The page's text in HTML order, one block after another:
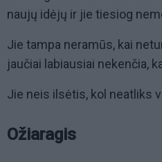
naujų idėjų ir jie tiesiog
Jie tampa neramūs, kai
jaučiai labiausiai nekenčia,
Jie neis ilsėtis, kol neatliks
Ožiaragis